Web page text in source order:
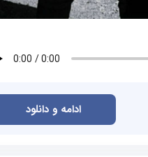
ادامه و دانلود